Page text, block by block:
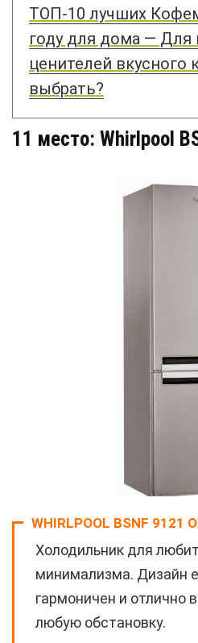
ТОП-10 лучших
году для дома — Для
ценителей вкусного
выбрать?
11 место: Whirlpool
WHIRLPOOL BSNF 9121
Холодильник для
минимализма. Дизайн
гармоничен и отлично
любую обстановку.